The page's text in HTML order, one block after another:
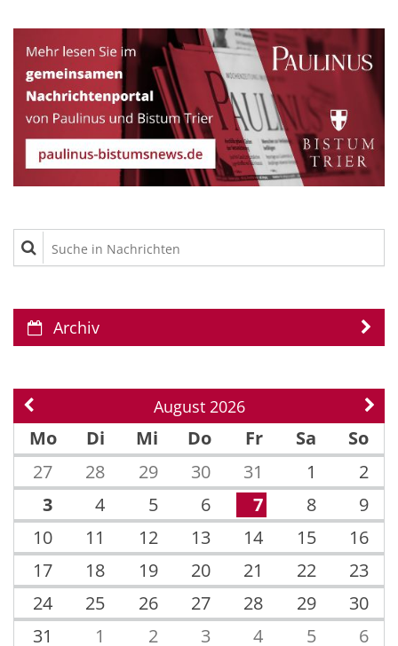
Suche in Nachrichten
Archiv
Vorherige Seite August 2026
Mo
Di Mi Do Fr Sa
So
27
28 29 30 31 1
2
3
4 5 6 7 8
9
10
11 12 13 14 15
16
17
18 19 20 21 22
23
24
25 26 27 28 29
30
31
1 2 3 4 5 6